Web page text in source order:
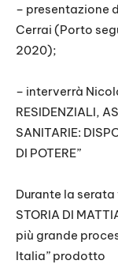
– presentazione
Cerrai (Porto
2020);
– interverrà
RESIDENZIALI,
SANITARIE:
DI POTERE”
Durante la
STORIA DI
più grande
Italia” prodotto